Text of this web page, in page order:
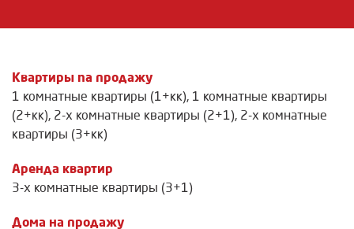
Квартиры na продажу
1 комнатные квартиры (1+кк), 1 комнатные квартиры
(2+кк), 2-х комнатные квартиры (2+1), 2-х комнатные
квартиры (3+кк)
Аренда квартир
3-х комнатные квартиры (3+1)
Дома на продажу